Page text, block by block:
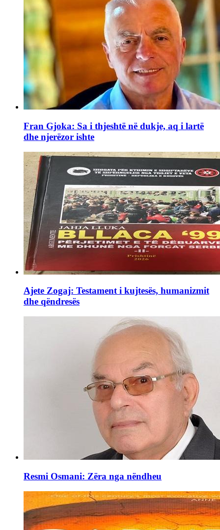
Fran Gjoka: Sa i thjeshtë në dukje, aq i lartë
dhe njerëzor ishte
Ajete Zogaj: Testament i kujtesës, humanizmit
dhe qëndresës
Resmi Osmani: Zëra nga nëndheu